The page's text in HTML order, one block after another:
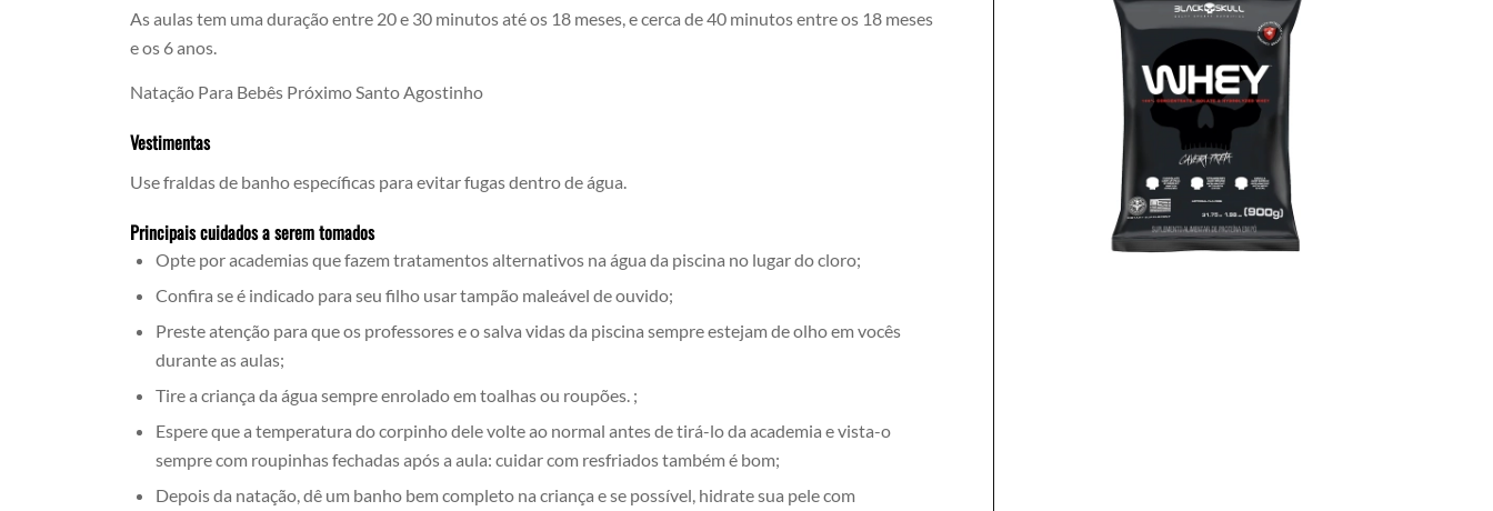
As aulas tem uma duração entre 20 e 30 minutos até os 18 meses, e cerca de 40 minutos entre os 18 meses
e os 6 anos.
Natação Para Bebês Próximo Santo Agostinho
Vestimentas
Use fraldas de banho específicas para evitar fugas dentro de água.
Principais cuidados a serem tomados
Opte por academias que fazem tratamentos alternativos na água da piscina no lugar do cloro;
Confira se é indicado para seu filho usar tampão maleável de ouvido;
Preste atenção para que os professores e o salva vidas da piscina sempre estejam de olho em vocês
durante as aulas;
Tire a criança da água sempre enrolado em toalhas ou roupões. ;
Espere que a temperatura do corpinho dele volte ao normal antes de tirá-lo da academia e vista-o
sempre com roupinhas fechadas após a aula: cuidar com resfriados também é bom;
Depois da natação, dê um banho bem completo na criança e se possível, hidrate sua pele com